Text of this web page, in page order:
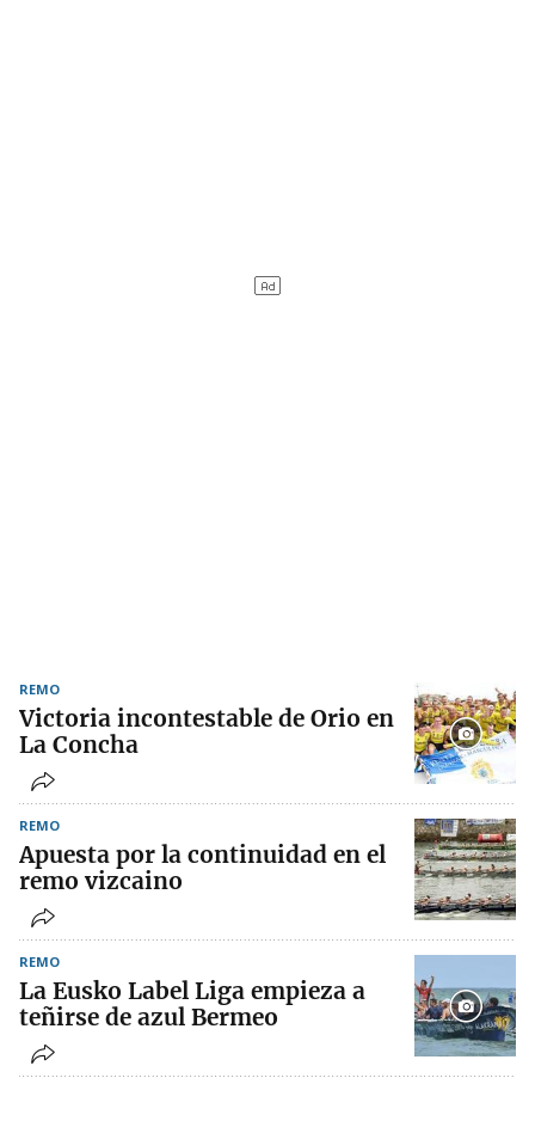
REMO
Victoria incontestable de Orio en
La Concha
REMO
Apuesta por la continuidad en el
remo vizcaino
REMO
La Eusko Label Liga empieza a
teñirse de azul Bermeo